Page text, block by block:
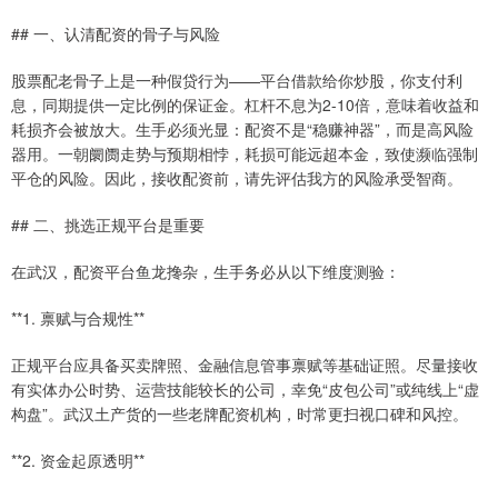
## 一、认清配资的骨子与风险
股票配老骨子上是一种假贷行为——平台借款给你炒股，你支付利
息，同期提供一定比例的保证金。杠杆不息为2-10倍，意味着收益和
耗损齐会被放大。生手必须光显：配资不是“稳赚神器”，而是高风险
器用。一朝阛阓走势与预期相悖，耗损可能远超本金，致使濒临强制
平仓的风险。因此，接收配资前，请先评估我方的风险承受智商。
## 二、挑选正规平台是重要
在武汉，配资平台鱼龙搀杂，生手务必从以下维度测验：
**1. 禀赋与合规性**
正规平台应具备买卖牌照、金融信息管事禀赋等基础证照。尽量接收
有实体办公时势、运营技能较长的公司，幸免“皮包公司”或纯线上“虚
构盘”。武汉土产货的一些老牌配资机构，时常更扫视口碑和风控。
**2. 资金起原透明**